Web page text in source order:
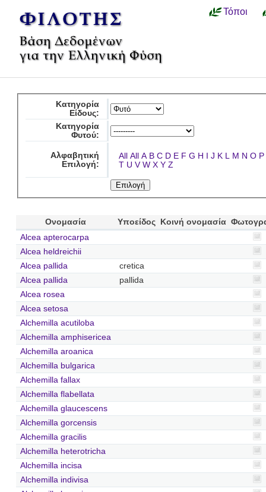
Τόποι
Κατηγορία
Είδους:
Κατηγορία
Φυτού:
Αλφαβητική
Επιλογή:
All All A B C D E F G H I J K L M N O P
T U V W X Y Z
Ονομασία Υποείδος Κοινή ονομασία
Alcea apterocarpa
Alcea heldreichii
Alcea pallida
cretica
Alcea pallida
pallida
Alcea rosea
Alcea setosa
Alchemilla acutiloba
Alchemilla amphisericea
Alchemilla aroanica
Alchemilla bulgarica
Alchemilla fallax
Alchemilla flabellata
Alchemilla glaucescens
Alchemilla gorcensis
Alchemilla gracilis
Alchemilla heterotricha
Alchemilla incisa
Alchemilla indivisa